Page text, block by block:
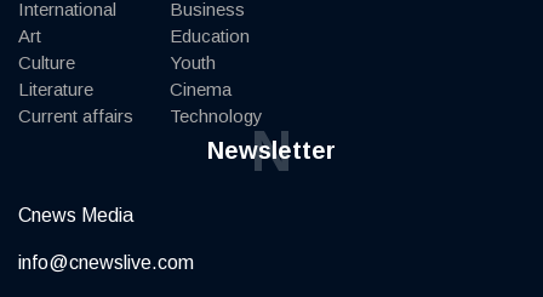
International
Art
Culture
Literature
Current affairs
Business
Education
Youth
Cinema
Technology
Newsletter
N
Cnews Media
info@cnewslive.com